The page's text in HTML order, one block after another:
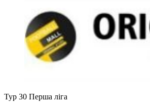
Тур 30 Перша ліга